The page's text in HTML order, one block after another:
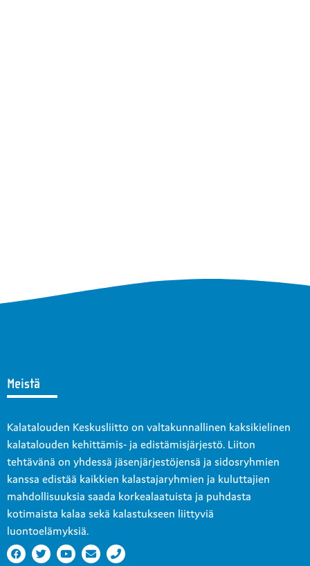
Meistä
Kalatalouden Keskusliitto on valtakunnallinen kaksikielinen
kalatalouden kehittämis- ja edistämisjärjestö. Liiton
tehtävänä on yhdessä jäsenjärjestöjensä ja sidosryhmien
kanssa edistää kaikkien kalastajaryhmien ja kuluttajien
mahdollisuuksia saada korkealaatuista ja puhdasta
kotimaista kalaa sekä kalastukseen liittyviä
luontoelämyksiä.